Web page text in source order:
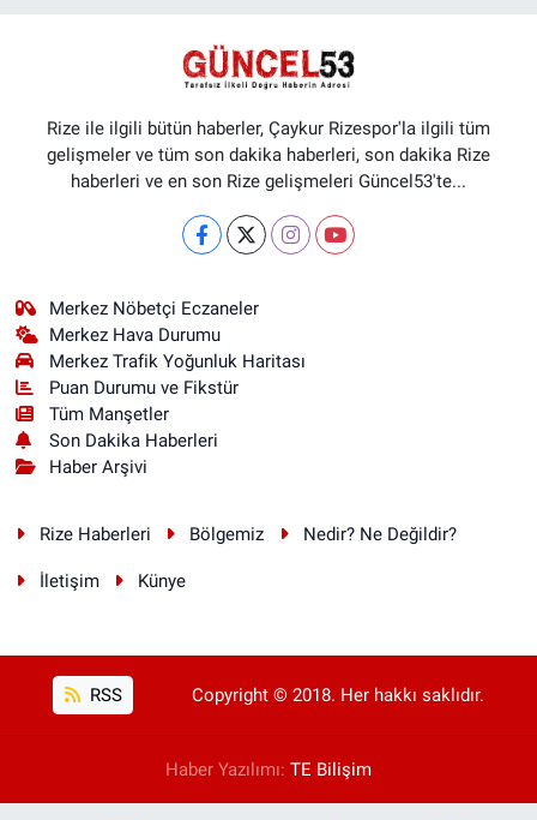
Rize ile ilgili bütün haberler, Çaykur Rizespor'la ilgili tüm
gelişmeler ve tüm son dakika haberleri, son dakika Rize
haberleri ve en son Rize gelişmeleri Güncel53'te...
Merkez Nöbetçi Eczaneler
Merkez Hava Durumu
Merkez Trafik Yoğunluk Haritası
Puan Durumu ve Fikstür
Tüm Manşetler
Son Dakika Haberleri
Haber Arşivi
Rize Haberleri Bölgemiz Nedir? Ne Değildir?
İletişim Künye
RSS Copyright © 2018. Her hakkı saklıdır.
Haber Yazılımı: TE Bilişim